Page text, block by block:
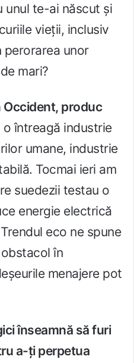
unul te-ai născut și
vieții, inclusiv
unor
mari?
Occident, produc
o întreagă industrie
umane, industrie
Tocmai ieri am
suedezii testau o
energie electrică
eco ne spune
în
menajere pot
înseamnă să furi
a-ți perpetua